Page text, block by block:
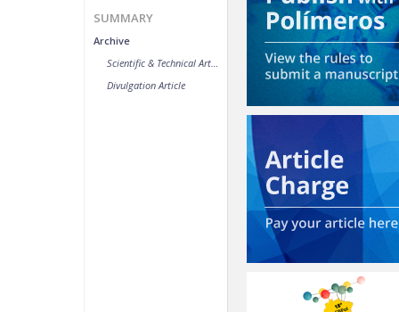
SUMMARY
Archive
Divulgation Article